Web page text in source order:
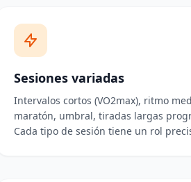
Sesiones variadas
Intervalos cortos (VO2max), ritmo
maratón, umbral, tiradas largas
Cada tipo de sesión tiene un rol